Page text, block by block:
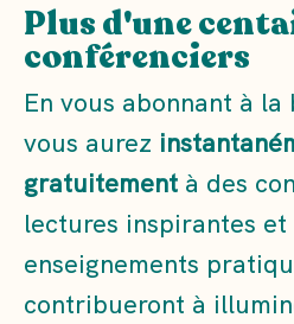
Plus d'une
conférenciers
En vous abonnant à
vous aurez
gratuitement à des
lectures inspirantes et
enseignements
contribueront à